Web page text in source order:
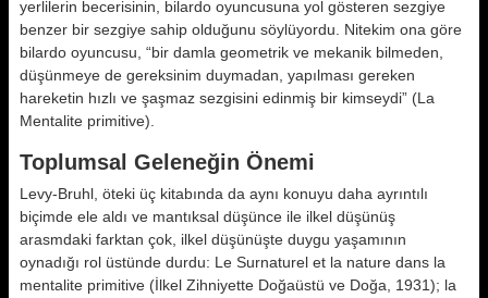
yerlilerin becerisinin, bilardo oyuncusuna yol gösteren sezgiye
benzer bir sezgiye sahip olduğunu söylüyordu. Nitekim ona göre
bilardo oyuncusu, “bir damla geometrik ve mekanik bilmeden,
düşünmeye de ge­reksinim duymadan, yapılması gere­ken
hareketin hızlı ve şaşmaz sezgisi­ni edinmiş bir kimseydi” (La
Mentali­te primitive).
Toplumsal Geleneğin Önemi
Levy-Bruhl, öteki üç kitabında da ay­nı konuyu daha ayrıntılı
biçimde ele aldı ve mantıksal düşünce ile ilkel düşünüş
arasmdaki farktan çok, ilkel dü­şünüşte duygu yaşamının
oynadığı rol üstünde durdu: Le Surnaturel et la nature dans la
mentalite primitive (İlkel Zihniyette Doğaüstü ve Doğa, 1931); la